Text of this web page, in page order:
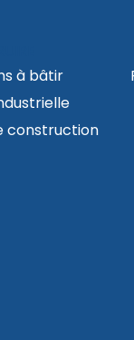
à bâtir
construction